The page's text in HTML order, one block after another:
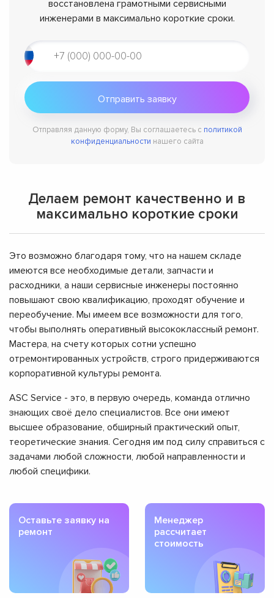
восстановлена грамотными сервисными
инженерами в максимально короткие сроки.
Отправляя данную форму, Вы соглашаетесь с политикой
конфиденциальности нашего сайта
Делаем ремонт качественно и в
максимально короткие сроки
Это возможно благодаря тому, что на нашем складе
имеются все необходимые детали, запчасти и
расходники, а наши сервисные инженеры постоянно
повышают свою квалификацию, проходят обучение и
переобучение. Мы имеем все возможности для того,
чтобы выполнять оперативный высококлассный ремонт.
Мастера, на счету которых сотни успешно
отремонтированных устройств, строго придерживаются
корпоративной культуры ремонта.
ASC Service - это, в первую очередь, команда отлично
знающих своё дело специалистов. Все они имеют
высшее образование, обширный практический опыт,
теоретические знания. Сегодня им под силу справиться с
задачами любой сложности, любой направленности и
любой специфики.
Оставьте заявку на
ремонт
Менеджер
рассчитает
стоимость